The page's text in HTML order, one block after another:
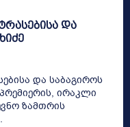
და
და საბაგიროს
ირაკლი
ზამთრის